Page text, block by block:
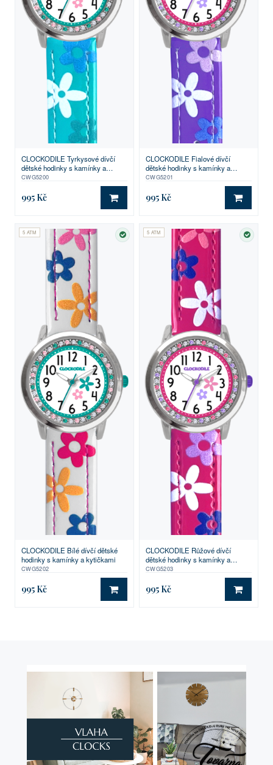
CLOCKODILE Tyrkysové dívčí
dětské hodinky s kamínky a
kytičkami
CWG5200
995 Kč DO KOŠÍKU
CLOCKODILE Fialové dívčí
dětské hodinky s kamínky a
kytičkami
CWG5201
995 Kč DO
5 ATM
SKLADEM
CLOCKODILE Bílé dívčí dětské
hodinky s kamínky a kytičkami
CWG5202
995 Kč DO KOŠÍKU
5 ATM
CLOCKODILE Růžové dívčí
dětské hodinky s kamínky a
kytičkami
CWG5203
995 Kč DO